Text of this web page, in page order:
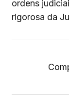
ordens
rigorosa da